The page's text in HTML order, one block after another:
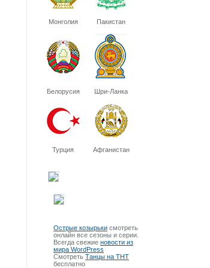
Монголия Пакистан
Белорусия Шри-Ланка
Турция Афганистан
Острые козырьки смотреть
онлайн все сезоны и серии.
Всегда свежие новости из
мира WordPress
Смотреть Танцы на ТНТ
бесплатно